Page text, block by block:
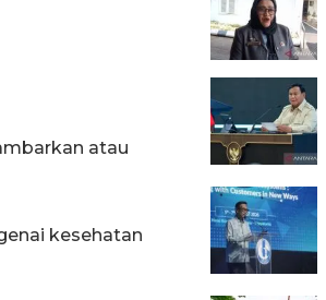
atau
kesehatan